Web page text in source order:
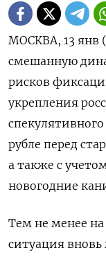
МОСКВА, 13 янв
смешанную
рисков
укрепления
рубле перед
а также с
новогодние
Тем не менее
ситуация